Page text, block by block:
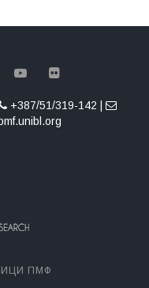
+387/51/319-142 |
ИЦИ ПМФ